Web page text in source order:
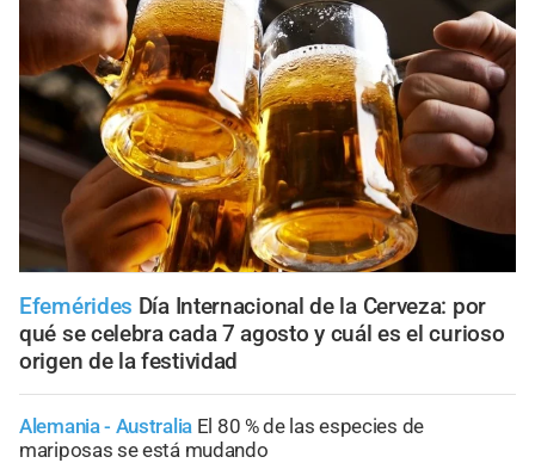
Efemérides Día Internacional de la Cerveza: por
qué se celebra cada 7 agosto y cuál es el curioso
origen de la festividad
Alemania - Australia El 80 % de las especies de
mariposas se está mudando